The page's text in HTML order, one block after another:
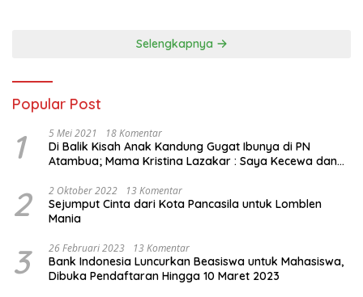
Selengkapnya
Popular Post
1 5 Mei 2021 18 Komentar
Di Balik Kisah Anak Kandung Gugat Ibunya di PN
Atambua; Mama Kristina Lazakar : Saya Kecewa dan
2 2 Oktober 2022 13 Komentar
Sejumput Cinta dari Kota Pancasila untuk Lomblen
Mania
3 26 Februari 2023 13 Komentar
Bank Indonesia Luncurkan Beasiswa untuk Mahasiswa,
Dibuka Pendaftaran Hingga 10 Maret 2023